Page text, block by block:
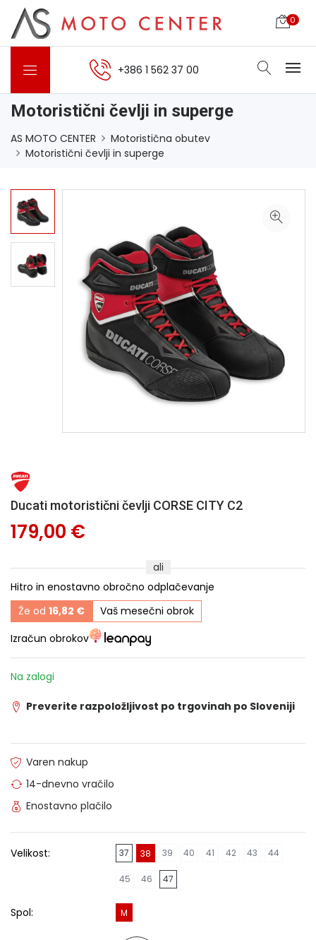
0
+386 1 562 37 00
Motoristični čevlji in superge
AS MOTO CENTER
Motoristična obutev
Motoristični čevlji in superge
Ducati motoristični čevlji CORSE CITY C2
179,00 €
ali
Hitro in enostavno obročno odplačevanje
Že od 16,82 €
Vaš mesečni obrok
Izračun obrokov
Na zalogi
Preverite razpoložljivost po trgovinah po Sloveniji
Varen nakup
14-dnevno vračilo
Enostavno plačilo
Velikost: 37 38 39 40 41 42 43 44
45 46 47
Spol: M